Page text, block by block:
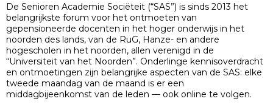
De Senioren Academie Sociëteit (“SAS”) is sinds 2013 het
belangrijkste forum voor het ontmoeten van
gepensioneerde docenten in het hoger onderwijs in het
noorden des lands, van de RuG, Hanze- en andere
hogescholen in het noorden, allen verenigd in de
“Universiteit van het Noorden”. Onderlinge kennisoverdracht
en ontmoetingen zijn belangrijke aspecten van de SAS: elke
tweede maandag van de maand is er een
middagbijeenkomst van de leden — ook online te volgen.